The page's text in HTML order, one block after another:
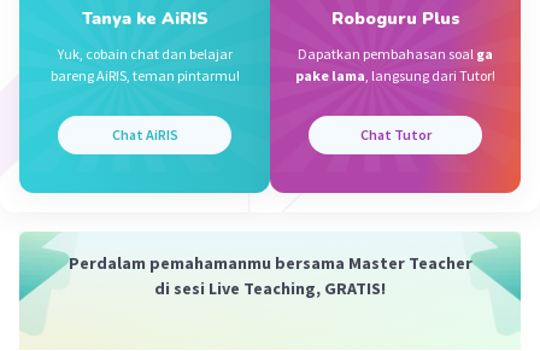
sama
Beri Rating·0.0(0) Balas
Tanya ke AiRIS
Yuk, cobain chat dan belajar
bareng AiRIS, teman pintarmu!
Chat AiRIS
Roboguru Plus
Dapatkan pembahasan soal ga
pake lama, langsung dari Tutor!
Chat Tutor
Perdalam pemahamanmu bersama Master Teacher
di sesi Live Teaching, GRATIS!